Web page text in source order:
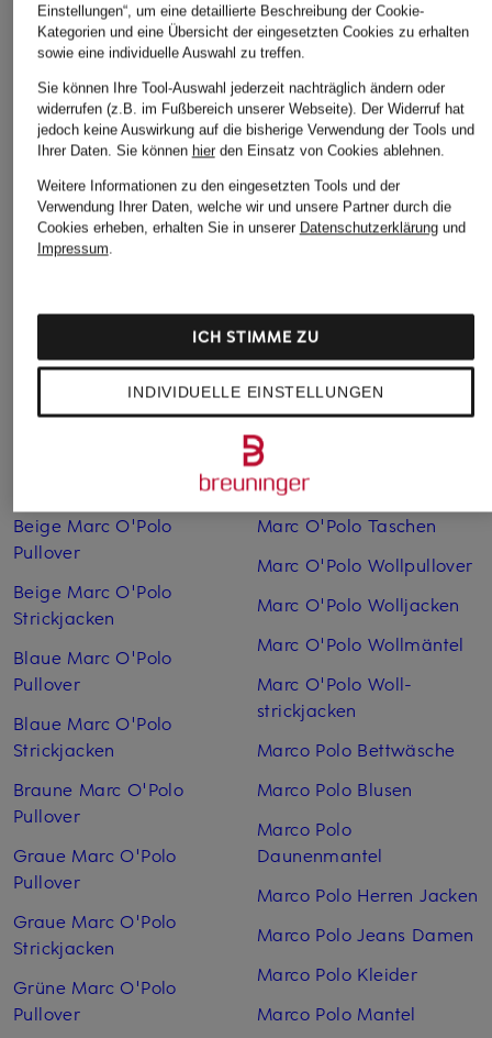
MRS & HUGS
Marlenehose
CHF 60
Ursprünglich:CHF 189
Rich & Royal
7/8-Hose aus Jersey
CHF 95
Marc O'Polo
Marlenehose
CHF 95
Beige Marc O'Polo
Pullover
Beige Marc O'Polo
Strickjacken
Blaue Marc O'Polo
Pullover
Blaue Marc O'Polo
Strickjacken
Braune Marc O'Polo
Pullover
Graue Marc O'Polo
Pullover
Graue Marc O'Polo
Strickjacken
Grüne Marc O'Polo
Pullover
Marc O'Polo Taschen
Marc O'Polo Wollpullover
Marc O'Polo Woll­jacken
Marc O'Polo Woll­mäntel
Marc O'Polo Woll­
strickjacken
Marco Polo Bettwäsche
Marco Polo Blusen
Marco Polo
Daunenmantel
Marco Polo Herren Jacken
Marco Polo Jeans Damen
Marco Polo Kleider
Marco Polo Mantel
Einstellungen“, um eine detaillierte Beschreibung der Cookie-
Kategorien und eine Übersicht der eingesetzten Cookies zu erhalten
sowie eine individuelle Auswahl zu treffen.
Sie können Ihre Tool-Auswahl jederzeit nachträglich ändern oder
widerrufen (z.B. im Fußbereich unserer Webseite). Der Widerruf hat
jedoch keine Auswirkung auf die bisherige Verwendung der Tools und
Ihrer Daten. Sie können hierden Einsatz von Cookies ablehnen.
Weitere Informationen zu den eingesetzten Tools und der
Verwendung Ihrer Daten, welche wir und unsere Partner durch die
Cookies erheben, erhalten Sie in unserer Datenschutzerklärungund
Impressum.
INDIVIDUELLE EINSTELLUNGEN
ICH STIMME ZU